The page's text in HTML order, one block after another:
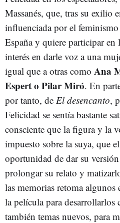
Massanés, que, tras su exilio
influenciada por el feminismo
España y quiere participar
interés en darle voz a una
igual que a otras como Ana
Espert o Pilar Miró. En
por tanto, de El desencanto,
Felicidad se sentía bastante
consciente que la figura y la
impuesto sobre la suya, que
oportunidad de dar su
prolongar su relato y
las memorias retoma algunos
la película para
también temas nuevos, para